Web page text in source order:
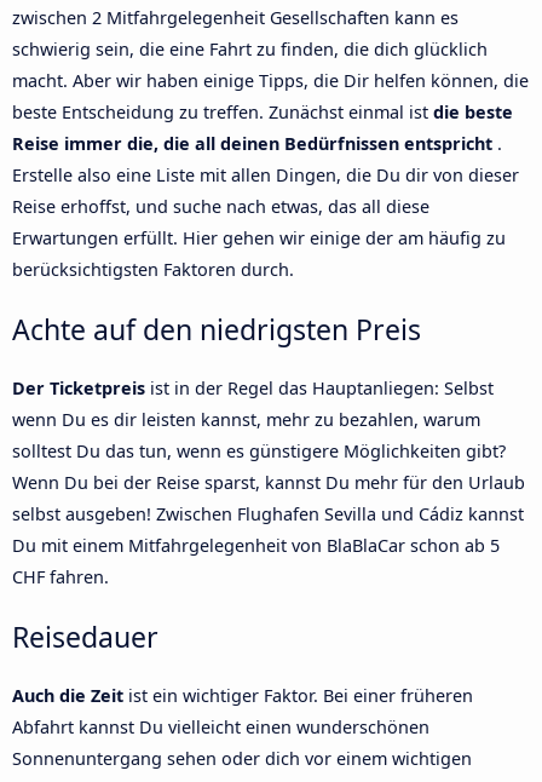
zwischen 2 Mitfahrgelegenheit Gesellschaften kann es
schwierig sein, die eine Fahrt zu finden, die dich glücklich
macht. Aber wir haben einige Tipps, die Dir helfen können, die
beste Entscheidung zu treffen. Zunächst einmal ist die beste
Reise immer die, die all deinen Bedürfnissen entspricht .
Erstelle also eine Liste mit allen Dingen, die Du dir von dieser
Reise erhoffst, und suche nach etwas, das all diese
Erwartungen erfüllt. Hier gehen wir einige der am häufig zu
berücksichtigsten Faktoren durch.
Achte auf den niedrigsten Preis
Der Ticketpreis ist in der Regel das Hauptanliegen: Selbst
wenn Du es dir leisten kannst, mehr zu bezahlen, warum
solltest Du das tun, wenn es günstigere Möglichkeiten gibt?
Wenn Du bei der Reise sparst, kannst Du mehr für den Urlaub
selbst ausgeben! Zwischen Flughafen Sevilla und Cádiz kannst
Du mit einem Mitfahrgelegenheit von BlaBlaCar schon ab 5
CHF fahren.
Reisedauer
Auch die Zeit ist ein wichtiger Faktor. Bei einer früheren
Abfahrt kannst Du vielleicht einen wunderschönen
Sonnenuntergang sehen oder dich vor einem wichtigen